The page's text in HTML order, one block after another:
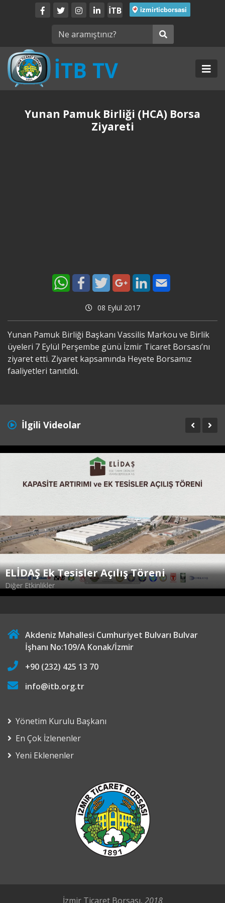
İTB
Yunan Pamuk Birliği (HCA) Borsa
Ziyareti
08 Eylül 2017
Yunan Pamuk Birliği Başkanı Vassilis Markou ve Birlik
üyeleri 7 Eylül Perşembe günü İzmir Ticaret Borsası’nı
ziyaret etti. Ziyaret kapsamında Heyete Borsamız
faaliyetleri tanıtıldı.
İlgili Videolar
ELİDAŞ Ek Tesisler Açılış Töreni
Diğer Etkinlikler
Akdeniz Mahallesi Cumhuriyet Bulvarı Bulvar
İşhanı No:109/A Konak/İzmir
+90 (232) 425 13 70
info@itb.org.tr
Yönetim Kurulu Başkanı
En Çok İzlenenler
Yeni Eklenenler
İzmir Ticaret Borsası, 2018